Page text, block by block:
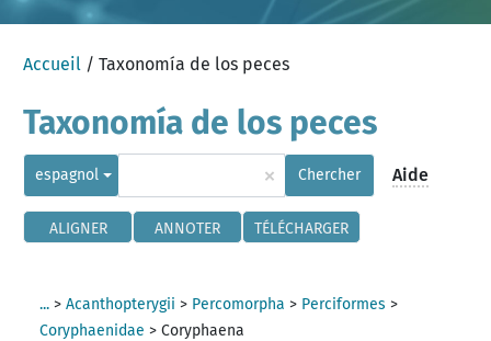
Accueil / Taxonomía de los peces
Taxonomía de los peces
espagnol × Chercher Aide
ALIGNER ANNOTER TÉLÉCHARGER
... >Acanthopterygii > Percomorpha > Perciformes >
Coryphaenidae >Coryphaena